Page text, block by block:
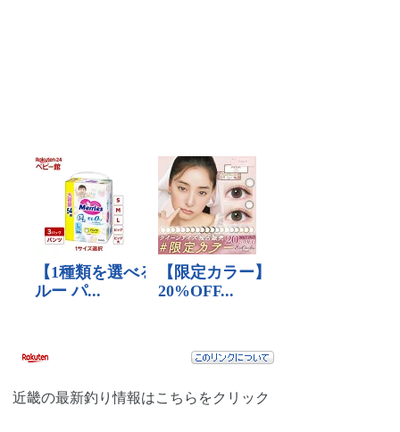
近畿の最新釣り情報はこちらをクリック